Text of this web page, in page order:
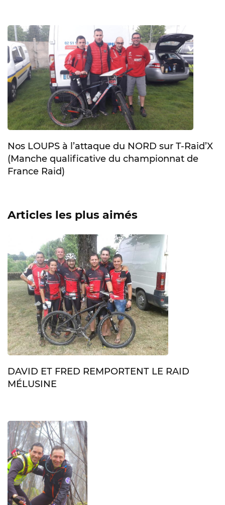
Nos LOUPS à l’attaque du NORD sur T-Raid’X
(Manche qualificative du championnat de
France Raid)
Articles les plus aimés
DAVID ET FRED REMPORTENT LE RAID
MÉLUSINE